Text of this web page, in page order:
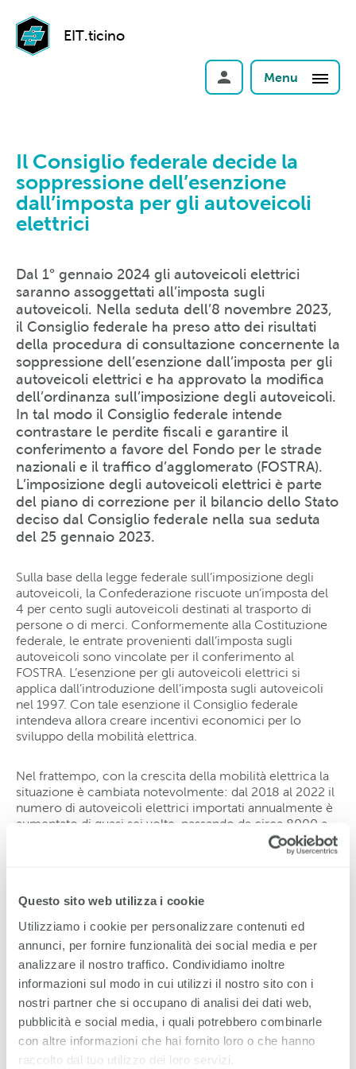
Questo sito web utilizza i cookie
Utilizziamo i cookie per personalizzare contenuti ed
annunci, per fornire funzionalità dei social media e per
analizzare il nostro traffico. Condividiamo inoltre
informazioni sul modo in cui utilizzi il nostro sito con i
nostri partner che si occupano di analisi dei dati web,
pubblicità e social media, i quali potrebbero combinarle
con altre informazioni che hai fornito loro o che hanno
raccolto dal tuo utilizzo dei loro servizi.
EIT.ticino
Menu
Il Consiglio federale decide la
soppressione dell’esenzione
dall’imposta per gli autoveicoli
elettrici
Dal 1° gennaio 2024 gli autoveicoli elettrici
saranno assoggettati all’imposta sugli
autoveicoli. Nella seduta dell’8 novembre 2023,
il Consiglio federale ha preso atto dei risultati
della procedura di consultazione concernente la
soppressione dell’esenzione dall’imposta per gli
autoveicoli elettrici e ha approvato la modifica
dell’ordinanza sull’imposizione degli autoveicoli.
In tal modo il Consiglio federale intende
contrastare le perdite fiscali e garantire il
conferimento a favore del Fondo per le strade
nazionali e il traffico d’agglomerato (FOSTRA).
L’imposizione degli autoveicoli elettrici è parte
del piano di correzione per il bilancio dello Stato
deciso dal Consiglio federale nella sua seduta
del 25 gennaio 2023.
Sulla base della legge federale sull’imposizione degli
autoveicoli, la Confederazione riscuote un’imposta del
4 per cento sugli autoveicoli destinati al trasporto di
persone o di merci. Conformemente alla Costituzione
federale, le entrate provenienti dall’imposta sugli
autoveicoli sono vincolate per il conferimento al
FOSTRA. L’esenzione per gli autoveicoli elettrici si
applica dall’introduzione dell’imposta sugli autoveicoli
nel 1997. Con tale esenzione il Consiglio federale
intendeva allora creare incentivi economici per lo
sviluppo della mobilità elettrica.
Nel frattempo, con la crescita della mobilità elettrica la
situazione è cambiata notevolmente: dal 2018 al 2022 il
numero di autoveicoli elettrici importati annualmente è
aumentato di quasi sei volte, passando da circa 8000 a
oltre 45 000. Nel primo semestre del 2023 sono stati
importati circa 30 400 autoveicoli elettrici. Rispetto allo
circa il 66 per cento. La quota di autoveicoli elettrici
rispetto alle importazioni complessive ha raggiunto nel
primo semestre del 2023 circa il 23 per cento (stesso
periodo dell’anno precedente: ca. 16 %). Questo
aumento ha comportato un consistente calo delle
entrate provenienti dall’imposta sugli autoveicoli: le
perdite fiscali nel 2022 sono state di circa 78 milioni di
franchi, mentre per il 2023 si prevedono perdite di circa
100–150 milioni di franchi. Mantenendo l’esenzione
dall’imposta, le perdite fiscali stimate per il periodo dal
2024 al 2030 sarebbero ammontate a circa 2–3 miliardi